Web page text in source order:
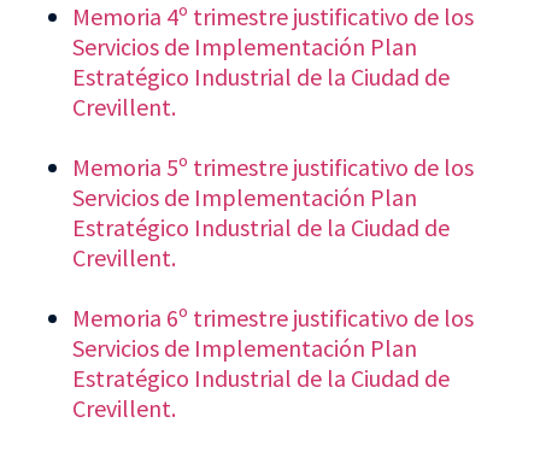
Memoria 4º trimestre justificativo de los
Servicios de Implementación Plan
Estratégico Industrial de la Ciudad de
Crevillent.
Memoria 5º trimestre justificativo de los
Servicios de Implementación Plan
Estratégico Industrial de la Ciudad de
Crevillent.
Memoria 6º trimestre justificativo de los
Servicios de Implementación Plan
Estratégico Industrial de la Ciudad de
Crevillent.